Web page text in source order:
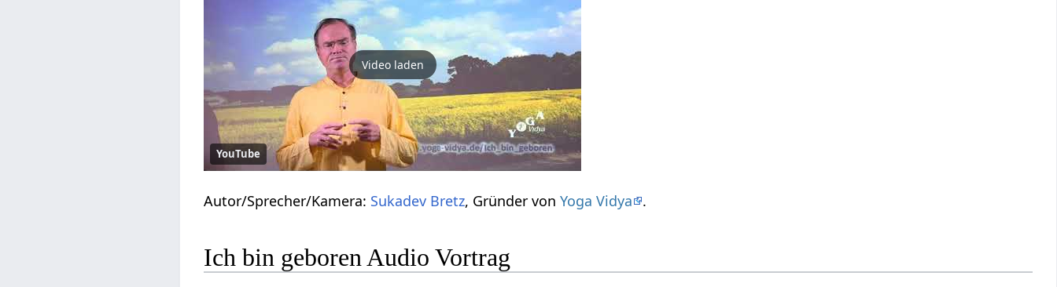
Video laden
YouTube
Autor/Sprecher/Kamera: Sukadev Bretz, Gründer vonYoga Vidya .
Ich bin geboren Audio Vortrag